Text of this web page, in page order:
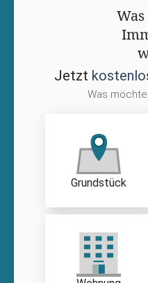
Jetzt
Was
Grundstück